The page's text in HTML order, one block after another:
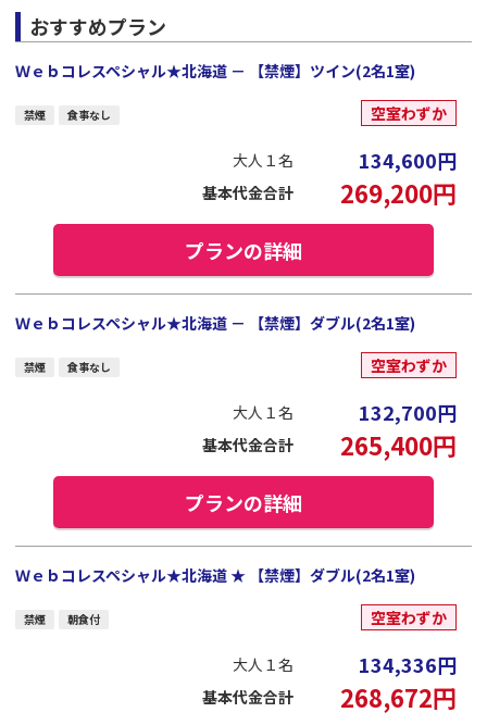
おすすめプラン
Ｗｅｂコレスペシャル★北海道 － 【禁煙】ツイン(2名1室)
禁煙 食事なし 空室わずか
大人１名 134,600円
基本代金合計 269,200円
プランの詳細
Ｗｅｂコレスペシャル★北海道 － 【禁煙】ダブル(2名1室)
禁煙 食事なし 空室わずか
大人１名 132,700円
基本代金合計 265,400円
プランの詳細
Ｗｅｂコレスペシャル★北海道 ★ 【禁煙】ダブル(2名1室)
禁煙 朝食付 空室わずか
大人１名 134,336円
基本代金合計 268,672円